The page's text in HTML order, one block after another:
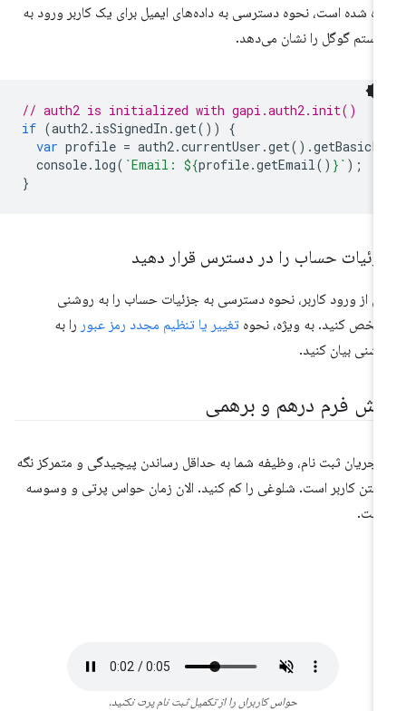
شده است، نحوه دسترسی به داده‌های ایمیل برای یک کاربر ورود به
گوگل را نشان می‌دهد.
// auth2 is initialized with gapi.auth2.init()
if (auth2.isSignedIn.get ())
var profile = auth2.currentUser.get().
console.log(`Email: ${profile.getEmail() }
حساب را در دسترس قرار دهید
از ورود کاربر، نحوه دسترسی به جزئیات حساب را به روشنی
کنید. به ویژه، نحوهتغییر یا تنظیم مجدد رمز عبوررا به
بیان کنید.
فرم درهم و برهمی
جریان ثبت نام، وظیفه شما به حداقل رساندن پیچیدگی و متمرکز نگه
کاربر است. شلوغی را کم کنید. الان زمان حواس پرتی و وسوسه
حواس کاربران را از تکمیل ثبت نام پرت نکنید.